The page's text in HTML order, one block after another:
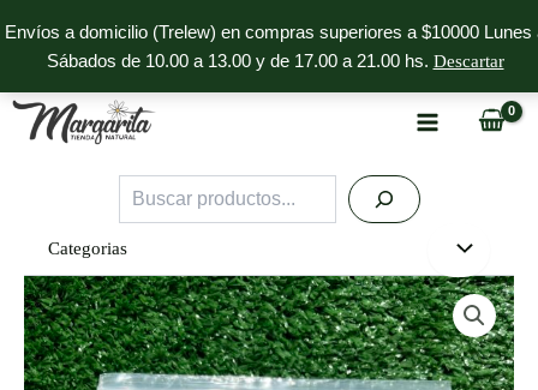
Envíos a domicilio (Trelew) en compras superiores a $10000 Lunes
Sábados de 10.00 a 13.00 y de 17.00 a 21.00 hs. Descartar
al
contenido
Buscar
Categorias
Mix
para
Pan
Dulce
Margarita